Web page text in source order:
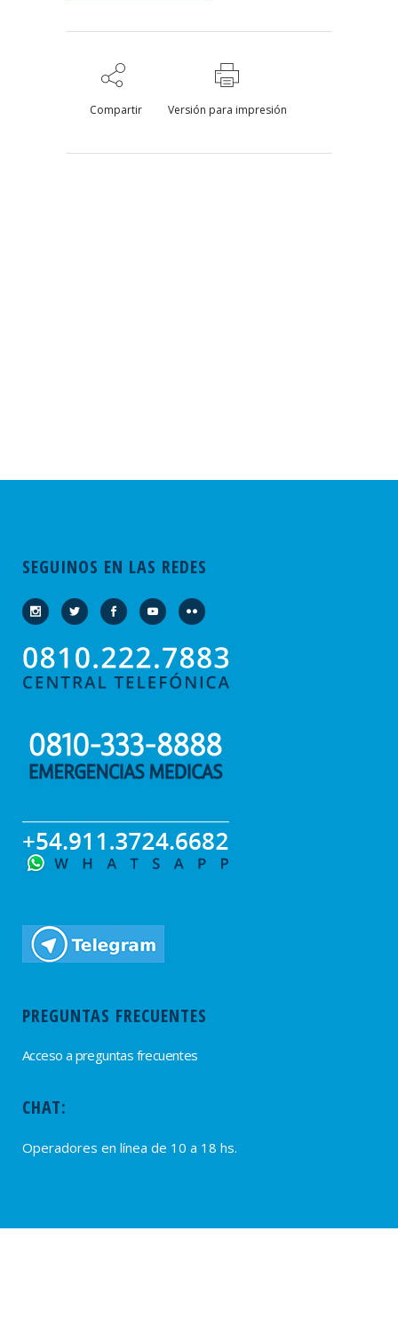
Compartir Versión para impresión
SEGUINOS EN LAS REDES
PREGUNTAS FRECUENTES
Acceso a preguntas frecuentes
CHAT:
Operadores en línea de 10 a 18 hs.
PROVEEDORES